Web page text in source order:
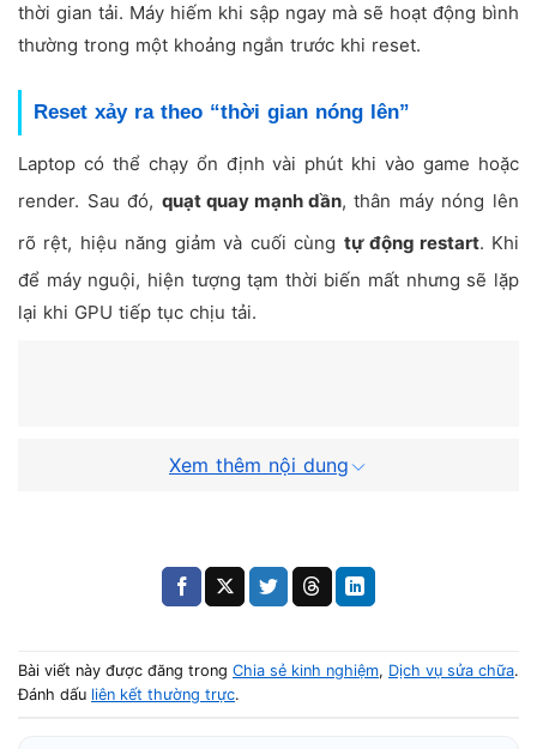
thời gian tải. Máy hiếm khi sập ngay mà sẽ hoạt động bình
thường trong một khoảng ngắn trước khi reset.
Reset xảy ra theo “thời gian nóng lên”
Laptop có thể chạy ổn định vài phút khi vào game hoặc
render. Sau đó, quạt quay mạnh dần, thân máy nóng lên
rõ rệt, hiệu năng giảm và cuối cùng tự động restart. Khi
để máy nguội, hiện tượng tạm thời biến mất nhưng sẽ lặp
lại khi GPU tiếp tục chịu tải.
Tình trạng càng dùng càng nóng
Xem thêm nội dung
Bài viết này được đăng trong Chia sẻ kinh nghiệm, Dịch vụ sửa chữa.
Đánh dấu liên kết thường trực.